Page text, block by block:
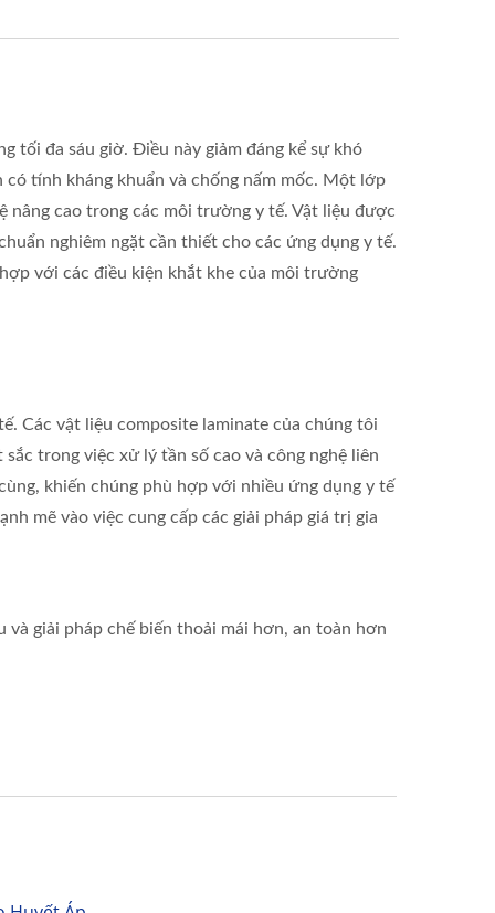
tối đa sáu giờ. Điều này giảm đáng kể sự khó
tính kháng khuẩn và chống nấm mốc. Một lớp
nâng cao trong các môi trường y tế. Vật liệu được
nghiêm ngặt cần thiết cho các ứng dụng y tế.
với các điều kiện khắt khe của môi trường
Các vật liệu composite laminate của chúng tôi
trong việc xử lý tần số cao và công nghệ liên
khiến chúng phù hợp với nhiều ứng dụng y tế
mẽ vào việc cung cấp các giải pháp giá trị gia
và giải pháp chế biến thoải mái hơn, an toàn hơn